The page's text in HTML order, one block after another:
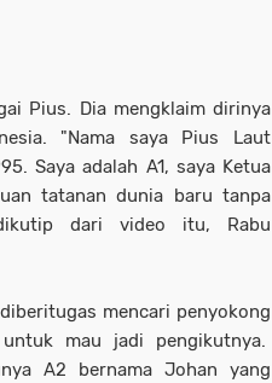
Pius. Dia mengklaim dirinya
"Nama saya Pius Laut
Saya adalah A1, saya Ketua
tatanan dunia baru tanpa
dari video itu, Rabu
mencari penyokong
mau jadi pengikutnya.
A2 bernama Johan yang